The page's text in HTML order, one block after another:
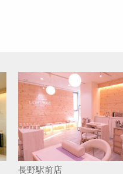
長野駅前店